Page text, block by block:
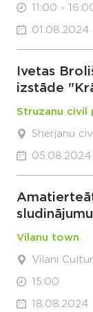
11:00 -
Ivetas
izstāde
Struzanu civil
Sherjanu
Vilanu town
Vilani
15:00
18.08.2024